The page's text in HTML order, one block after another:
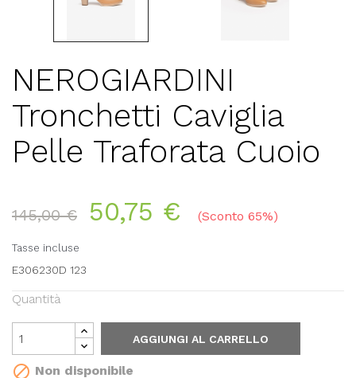
NEROGIARDINI
Tronchetti Caviglia
Pelle Traforata Cuoio
145,00 € 50,75 € Sconto 65%
Tasse incluse
E306230D 123
Quantità
AGGIUNGI AL CARRELLO
 Non disponibile